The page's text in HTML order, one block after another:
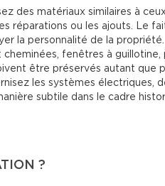
des matériaux similaires à
réparations ou les ajouts. Le
la personnalité de la propriété.
: cheminées, fenêtres à guillotine,
être préservés autant que
les systèmes électriques,
subtile dans le cadre
?